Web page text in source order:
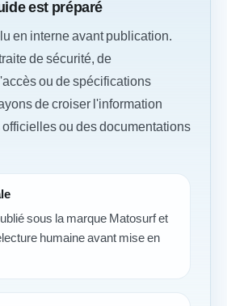
est préparé
en interne avant publication.
de sécurité, de
ou de spécifications
de croiser l'information
ou des documentations
sous la marque Matosurf et
humaine avant mise en